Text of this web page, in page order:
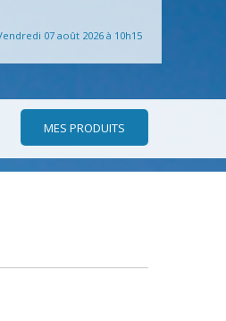
07 août 2026 à 10h15
MES PRODUITS